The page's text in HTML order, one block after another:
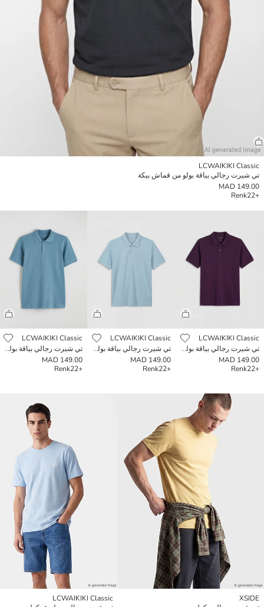
LCWAIKIKI Classic
تي شيرت رجالي بياقة بولو من قماش بيكة
149.00 MAD
+22
Renk
LCWAIKIKI Classic
تي شيرت رجالي بياقة بولو من قماش بيكة
149.00 MAD
+22
Renk
LCWAIKIKI Classic
تي شيرت رجالي بياقة بولو من قماش بيكة
149.00 MAD
+22
Renk
LCWAIKIKI Classic
تي شيرت رجالي بياقة بولو من قماش بيكة
149.00 MAD
+22
Renk
XSIDE
LCWAIKIKI Classic